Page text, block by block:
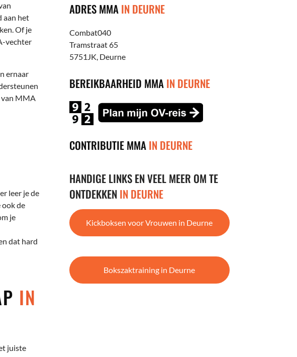
aan het
Of je
vechter
ernaar
van MMA
leer je de
ook de
je
dat hard
IN
juiste
ADRES MMAIN DEURNE
Combat040
Tramstraat 65
5751JK, Deurne
BEREIKBAARHEID MMAIN DEURNE
CONTRIBUTIE MMAIN DEURNE
HANDIGE LINKS EN VEEL MEER OM TE
ONTDEKKENIN DEURNE
Kickboksen voor Vrouwen in Deurne
Bokszaktraining in Deurne